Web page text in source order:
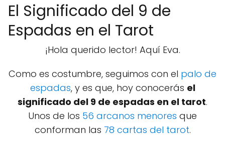
El Significado del 9 de
Espadas en el Tarot
¡Hola querido lector! Aquí Eva.
Como es costumbre, seguimos con el palo de
espadas, y es que, hoy conocerás el
significado del 9 de espadas en el tarot.
Unos de los 56 arcanos menores que
conforman las 78 cartas del tarot.